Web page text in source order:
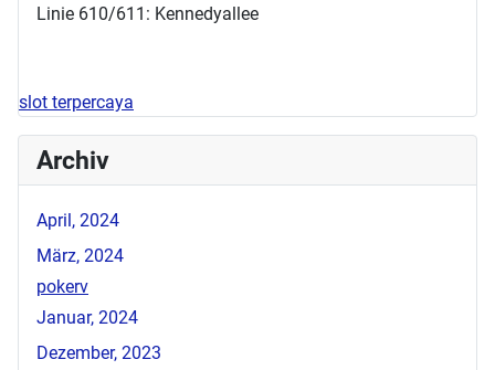
Linie 610/611: Kennedyallee
slot terpercaya
Archiv
April, 2024
März, 2024
pokerv
Januar, 2024
Dezember, 2023